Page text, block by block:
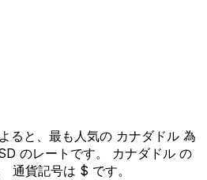
ると、最も人気の カナダドル 為
のレートです。 カナダドル の
通貨記号は $ です。